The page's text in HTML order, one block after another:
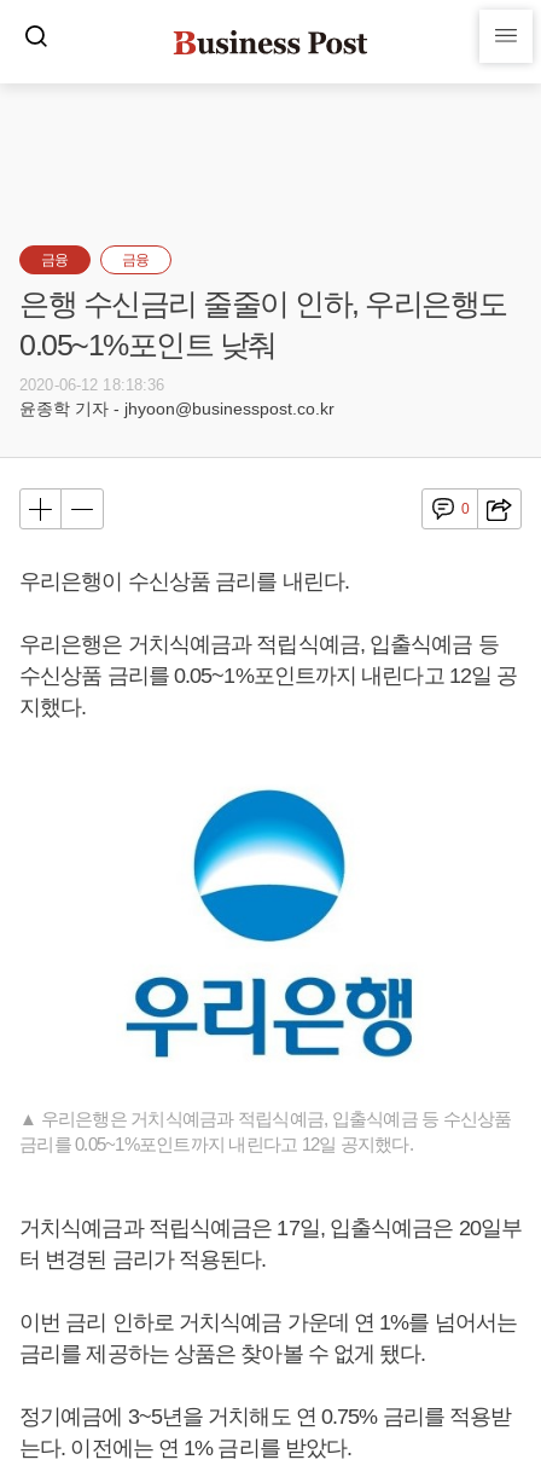
금융 금융
은행 수신금리 줄줄이 인하, 우리은행도
0.05~1%포인트 낮춰
2020-06-12 18:18:36
윤종학 기자 - jhyoon@businesspost.co.kr
0
우리은행이 수신상품 금리를 내린다.
우리은행은 거치식예금과 적립식예금, 입출식예금 등
수신상품 금리를 0.05~1%포인트까지 내린다고 12일 공
지했다.
▲ 우리은행은 거치식예금과 적립식예금, 입출식예금 등 수신상품
금리를 0.05~1%포인트까지 내린다고 12일 공지했다.
거치식예금과 적립식예금은 17일, 입출식예금은 20일부
터 변경된 금리가 적용된다.
이번 금리 인하로 거치식예금 가운데 연 1%를 넘어서는
금리를 제공하는 상품은 찾아볼 수 없게 됐다.
정기예금에 3~5년을 거치해도 연 0.75% 금리를 적용받
는다. 이전에는 연 1% 금리를 받았다.